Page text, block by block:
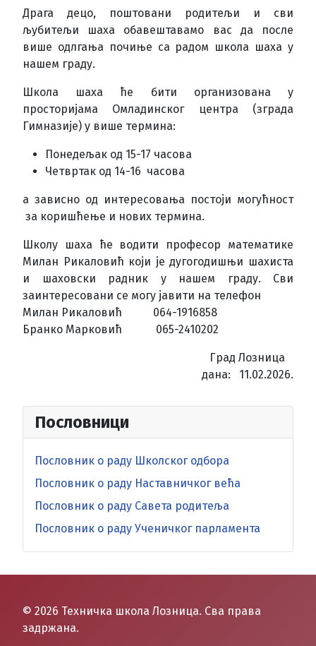
Драга децо, поштовани родитељи и сви
љубитељи шаха обавештавамо вас да после
више одлгања почиње са радом школа шаха у
нашем граду.
Школа шаха ће бити организована у
просторијама Омладинског центра (зграда
Гимназије) у више термина:
Понедељак од 15-17 часова
Четвртак од 14-16 часова
а зависно од интересовања постоји могућност
за коришћење и нових термина.
Школу шаха ће водити професор математике
Милан Рикаловић који је дугогодишњи шахиста
и шаховски радник у нашем граду. Сви
заинтересовани се могу јавити на телефон
Милан Рикаловић 064-1916858
Бранко Марковић 065-2410202
Град Лозница
дана: 11.02.2026.
Пословници
Пословник о раду Школског одбора
Пословник о раду Наставничког већа
Пословник о раду Савета родитеља
Пословник о раду Ученичког парламента
© 2026 Техничка школа Лозница. Сва права
задржана.